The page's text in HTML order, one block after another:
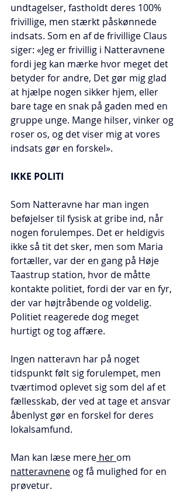
undtagelser, fastholdt deres 100%
frivillige, men stærkt påskønnede
indsats. Som en af de frivillige Claus
siger: «Jeg er frivillig i Natteravnene
fordi jeg kan mærke hvor meget det
betyder for andre, Det gør mig glad
at hjælpe nogen sikker hjem, eller
bare tage en snak på gaden med en
gruppe unge. Mange hilser, vinker og
roser os, og det viser mig at vores
indsats gør en forskel».
IKKE POLITI
Som Natteravne har man ingen
beføjelser til fysisk at gribe ind, når
nogen forulempes. Det er heldigvis
ikke så tit det sker, men som Maria
fortæller, var der en gang på Høje
Taastrup station, hvor de måtte
kontakte politiet, fordi der var en fyr,
der var højtråbende og voldelig.
Politiet reagerede dog meget
hurtigt og tog affære.
Ingen natteravn har på noget
tidspunkt følt sig forulempet, men
tværtimod oplevet sig som del af et
fællesskab, der ved at tage et ansvar
åbenlyst gør en forskel for deres
lokalsamfund.
Man kan læse mere her om
natteravnene og få mulighed for en
prøvetur.